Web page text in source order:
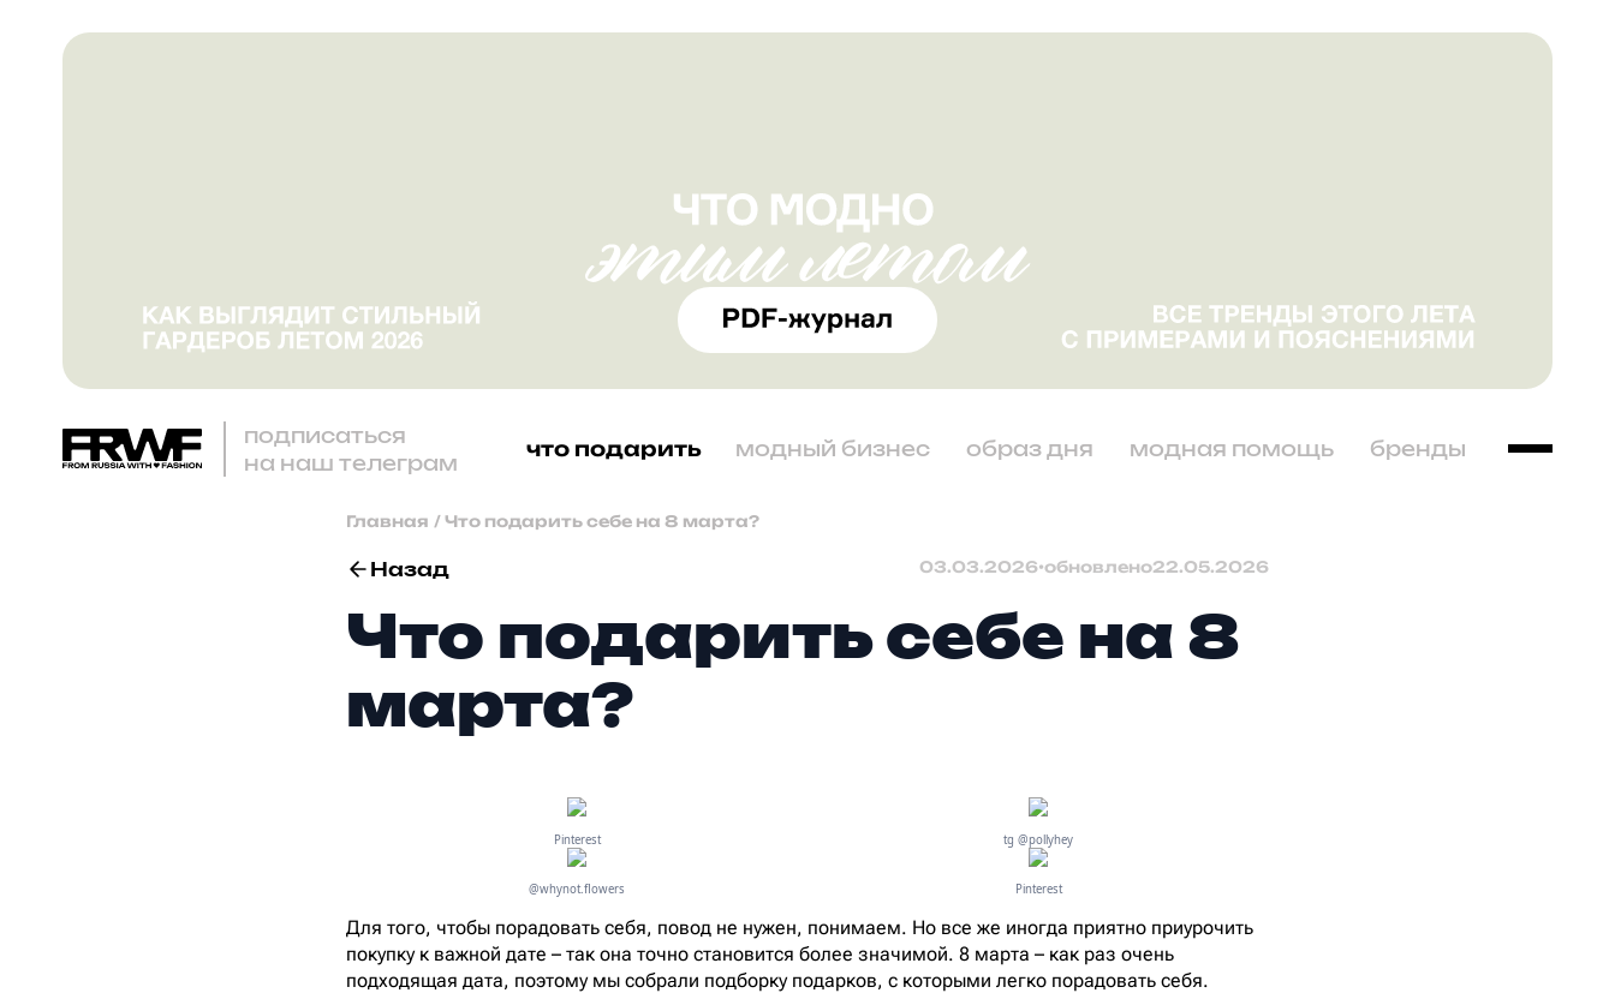
подписаться
на наш телеграм
что подарить модный бизнес образ дня модная помощь бренды
Главная / Что подарить себе на 8 марта?
Назад 03.03.2026•обновлено22.05.2026
Что подарить себе на 8
марта?
Pinterest tg @pollyhey
@whynot.flowers Pinterest
Для того, чтобы порадовать себя, повод не нужен, понимаем. Но все же иногда приятно приурочить
покупку к важной дате – так она точно становится более значимой. 8 марта – как раз очень
подходящая дата, поэтому мы собрали подборку подарков, с которыми легко порадовать себя.